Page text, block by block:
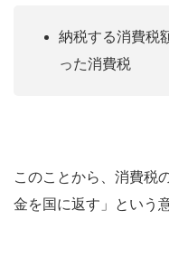
納税する消費税
った消費税
このことから、消費税
金を国に返す」という